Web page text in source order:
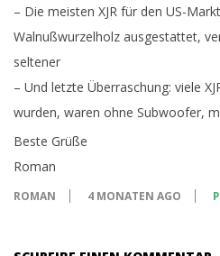
– Die meisten XJR für den US-
Walnußwurzelholz ausgestattet,
seltener
– Und letzte Überraschung: viele
wurden, waren ohne Subwoofer,
Beste Grüße
Roman
ROMAN 4 MONATEN AGO